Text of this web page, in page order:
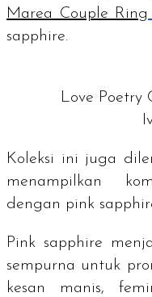
Marea Couple Ring
sapphire.
Love Poetry
Koleksi ini juga
menampilkan
dengan pink
Pink sapphire
sempurna untuk
kesan manis,